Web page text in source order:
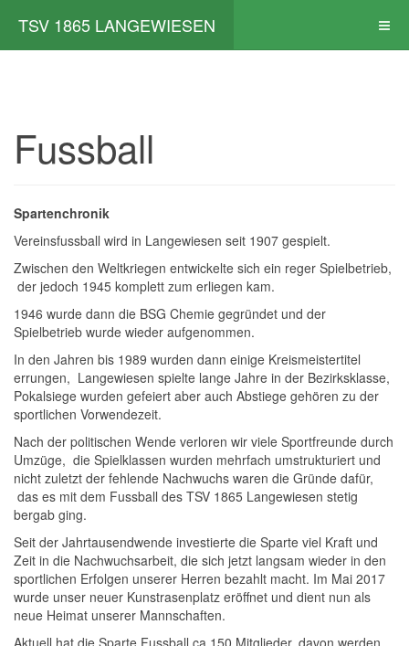
TSV 1865 LANGEWIESEN
Fussball
Spartenchronik
Vereinsfussball wird in Langewiesen seit 1907 gespielt.
Zwischen den Weltkriegen entwickelte sich ein reger Spielbetrieb,
der jedoch 1945 komplett zum erliegen kam.
1946 wurde dann die BSG Chemie gegründet und der
Spielbetrieb wurde wieder aufgenommen.
In den Jahren bis 1989 wurden dann einige Kreismeistertitel
errungen, Langewiesen spielte lange Jahre in der Bezirksklasse,
Pokalsiege wurden gefeiert aber auch Abstiege gehören zu der
sportlichen Vorwendezeit.
Nach der politischen Wende verloren wir viele Sportfreunde durch
Umzüge, die Spielklassen wurden mehrfach umstrukturiert und
nicht zuletzt der fehlende Nachwuchs waren die Gründe dafür,
das es mit dem Fussball des TSV 1865 Langewiesen stetig
bergab ging.
Seit der Jahrtausendwende investierte die Sparte viel Kraft und
Zeit in die Nachwuchsarbeit, die sich jetzt langsam wieder in den
sportlichen Erfolgen unserer Herren bezahlt macht. Im Mai 2017
wurde unser neuer Kunstrasenplatz eröffnet und dient nun als
neue Heimat unserer Mannschaften.
Aktuell hat die Sparte Fussball ca 150 Mitglieder, davon werden